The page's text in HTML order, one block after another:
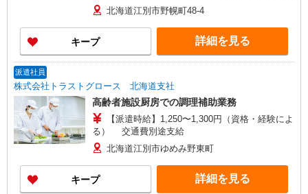
＋150円
北海道江別市野幌町48-4
キープ 詳細を見る
派遣社員
株式会社トラストグロース 北海道支社
高齢者施設厨房での調理補助業務
【派遣時給】1,250〜1,300円（資格・経験によ
る） 交通費別途支給
北海道江別市ゆめみ野東町
キープ 詳細を見る